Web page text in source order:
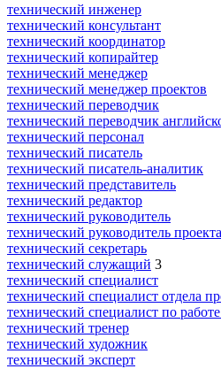
технический инженер
технический консультант
технический координатор
технический копирайтер
технический менеджер
технический менеджер проектов
технический переводчик
технический переводчик
технический персонал
технический писатель
технический писатель-аналитик
технический представитель
технический редактор
технический руководитель
технический руководитель проекта
технический секретарь
технический служащий 3
технический специалист
технический специалист отдела
технический специалист по
технический тренер
технический художник
технический эксперт